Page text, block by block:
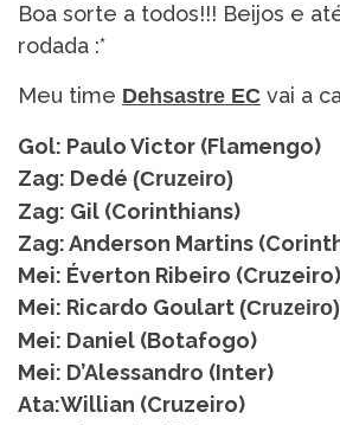
Boa sorte a todos!!! Beijos e
rodada :*
Meu time Dehsastre EC vai a
Gol: Paulo Victor (Flamengo)
Zag: Dedé (Cruzeiro)
Zag: Gil (Corinthians)
Zag: Anderson Martins
Mei: Éverton Ribeiro (Cruzeiro)
Mei: Ricardo Goulart (Cruzeiro)
Mei: Daniel (Botafogo)
Mei: D’Alessandro (Inter)
Ata:Willian (Cruzeiro)